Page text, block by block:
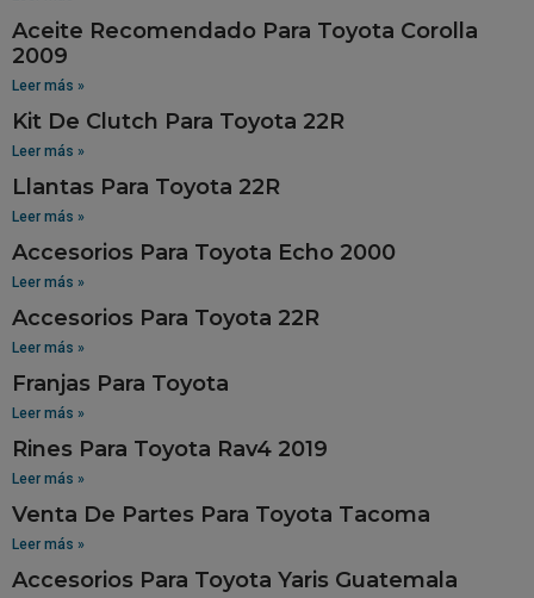
Aceite Recomendado Para Toyota Corolla
2009
Leer más »
Kit De Clutch Para Toyota 22R
Leer más »
Llantas Para Toyota 22R
Leer más »
Accesorios Para Toyota Echo 2000
Leer más »
Accesorios Para Toyota 22R
Leer más »
Franjas Para Toyota
Leer más »
Rines Para Toyota Rav4 2019
Leer más »
Venta De Partes Para Toyota Tacoma
Leer más »
Accesorios Para Toyota Yaris Guatemala